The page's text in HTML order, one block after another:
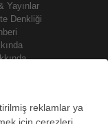
Yayınlar
Denkliği
SteelOrbis Elektronik